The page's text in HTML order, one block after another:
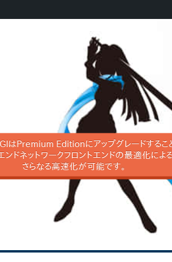
はPremium Editionにアップグレードするこ
ンドネットワークフロントエンドの最適化によ
さらなる高速化が可能です。